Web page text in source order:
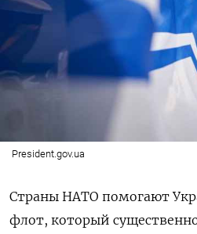
President.gov.ua
Страны НАТО помогают
флот, который